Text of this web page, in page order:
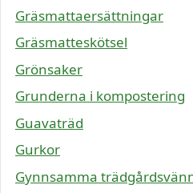
Gräsmattaersättningar
Gräsmatteskötsel
Grönsaker
Grunderna i kompostering
Guavaträd
Gurkor
Gynnsamma